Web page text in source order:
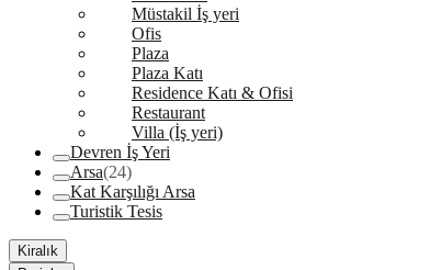
Müstakil İş yeri
Ofis
Plaza
Plaza Katı
Residence Katı & Ofisi
Restaurant
Villa (İş yeri)
Devren İş Yeri
Arsa(24)
Kat Karşılığı Arsa
Turistik Tesis
Kiralık